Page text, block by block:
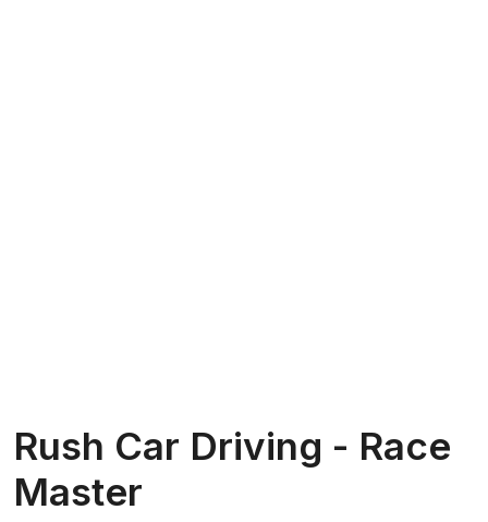
Rush Car Driving - Race
Master